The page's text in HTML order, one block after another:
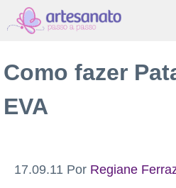
Pular
para
conteúdo
Como fazer
EVA
17.09.11 Por Regiane